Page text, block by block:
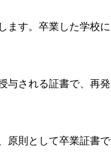
ます。卒業した学校に
与される証書で、再発
原則として卒業証書で